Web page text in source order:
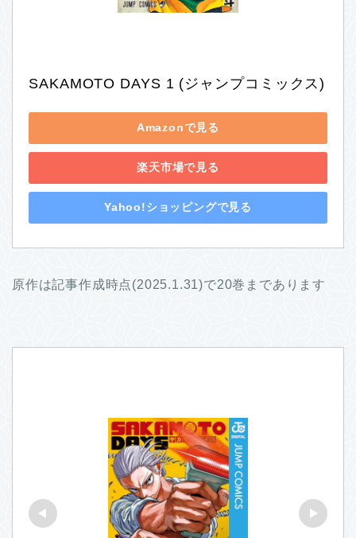
SAKAMOTO DAYS 1 (ジャンプコミックス)
Amazonで見る
楽天市場で見る
Yahoo!ショッピングで見る
原作は記事作成時点(2025.1.31)で20巻まであります